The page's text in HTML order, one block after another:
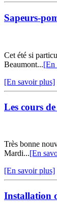
Sapeurs-
Cet été si
Beaumont...[En
[En savoir plus]
Les cours
Très bonne
Mardi...[En
[En savoir plus]
Installation